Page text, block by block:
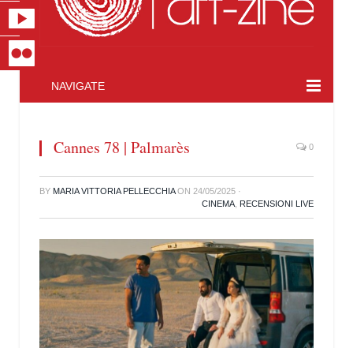
NAVIGATE
Cannes 78 | Palmarès 0
BY MARIA VITTORIA PELLECCHIAON 24/05/2025 ·
CINEMA RECENSIONI LIVE